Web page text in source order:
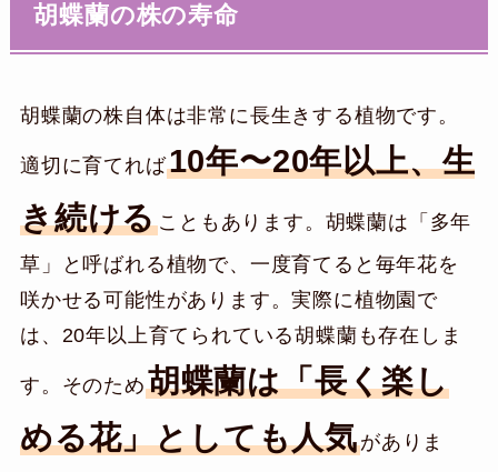
胡蝶蘭の株の寿命
胡蝶蘭の株自体は非常に長生きする植物です。
適切に育てれば10年〜20年以上、生
き続けることもあります。胡蝶蘭は「多年
草」と呼ばれる植物で、一度育てると毎年花を
咲かせる可能性があります。実際に植物園で
は、20年以上育てられている胡蝶蘭も存在しま
す。そのため胡蝶蘭は「長く楽し
める花」としても人気がありま